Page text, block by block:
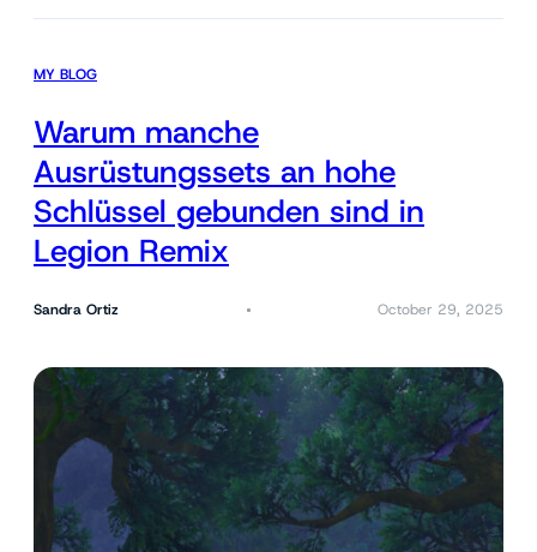
MY BLOG
Warum manche
Ausrüstungssets an hohe
Schlüssel gebunden sind in
Legion Remix
Sandra Ortiz October 29, 2025